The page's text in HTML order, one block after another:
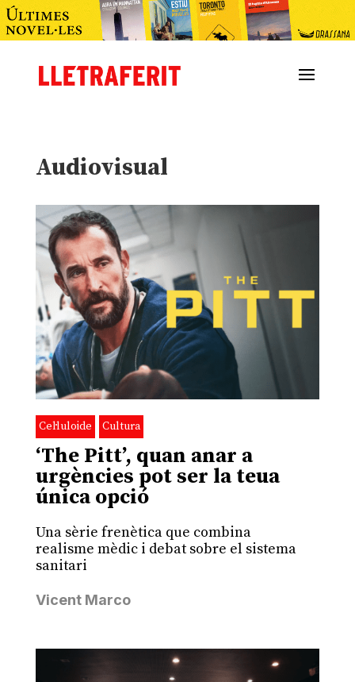
Audiovisual
Cel·luloide Cultura
‘The Pitt’, quan anar a
urgències pot ser la teua
única opció
Una sèrie frenètica que combina
realisme mèdic i debat sobre el sistema
sanitari
Vicent Marco